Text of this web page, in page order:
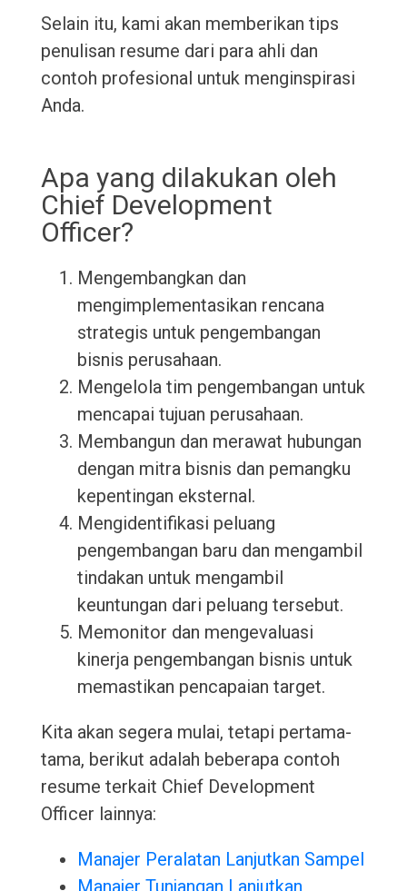
Selain itu, kami akan memberikan tips
penulisan resume dari para ahli dan
contoh profesional untuk menginspirasi
Anda.
Apa yang dilakukan oleh
Chief Development
Officer?
Mengembangkan dan
mengimplementasikan rencana
strategis untuk pengembangan
bisnis perusahaan.
Mengelola tim pengembangan untuk
mencapai tujuan perusahaan.
Membangun dan merawat hubungan
dengan mitra bisnis dan pemangku
kepentingan eksternal.
Mengidentifikasi peluang
pengembangan baru dan mengambil
tindakan untuk mengambil
keuntungan dari peluang tersebut.
Memonitor dan mengevaluasi
kinerja pengembangan bisnis untuk
memastikan pencapaian target.
Kita akan segera mulai, tetapi pertama-
tama, berikut adalah beberapa contoh
resume terkait Chief Development
Officer lainnya:
Manajer Peralatan Lanjutkan Sampel
Manajer Tunjangan Lanjutkan